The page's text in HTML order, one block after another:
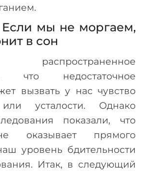
мы не моргаем,
в сон
распространенное
что недостаточное
вызвать у нас чувство
усталости. Однако
показали, что
оказывает прямого
уровень бдительности
Итак, в следующий